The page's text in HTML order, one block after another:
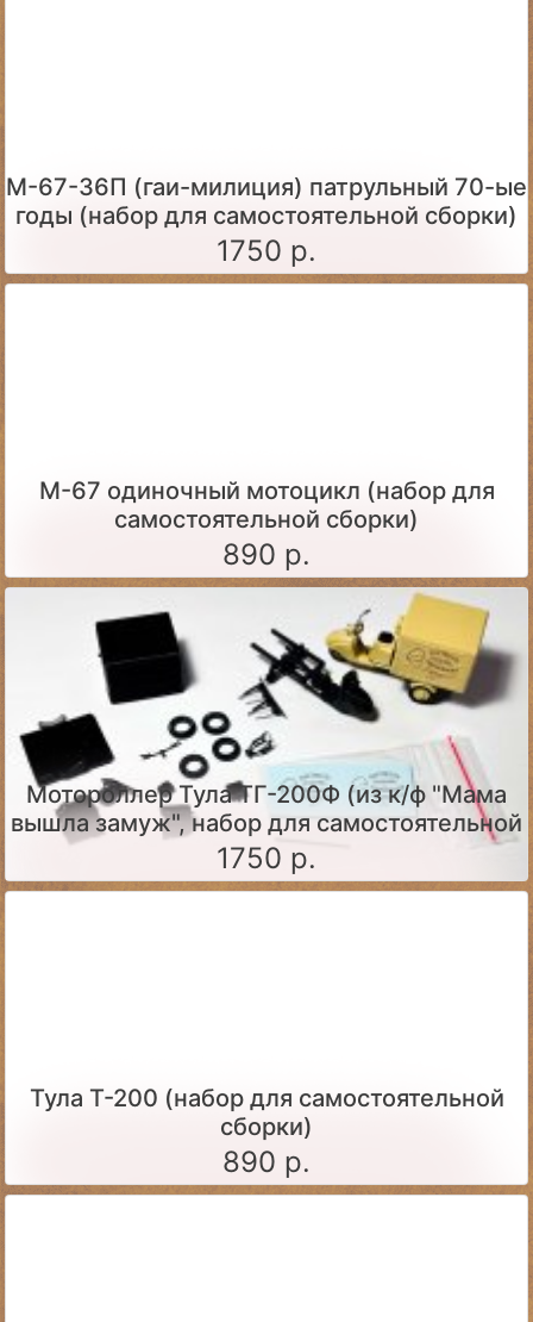
М-67-36П (гаи-милиция) патрульный 70-ые
годы (набор для самостоятельной сборки)
1750 р.
М-67 одиночный мотоцикл (набор для
самостоятельной сборки)
890 р.
Мотороллер Тула ТГ-200Ф (из к/ф "Мама
вышла замуж", набор для самостоятельной
сборки)
1750 р.
Тула Т-200 (набор для самостоятельной
сборки)
890 р.